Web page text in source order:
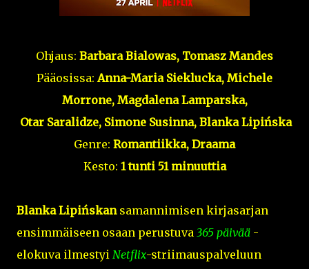
Ohjaus: Barbara Bialowas, Tomasz Mandes
Pääosissa:Anna-Maria Sieklucka, Michele
Morrone, Magdalena Lamparska,
Otar Saralidze, Simone Susinna, Blanka Lipińska
Genre: Romantiikka, Draama
Kesto: 1 tunti 51 minuuttia
Blanka Lipińskan samannimisen kirjasarjan
ensimmäiseen osaan perustuva 365 päivää -
elokuva ilmestyi Netflix-striimauspalveluun